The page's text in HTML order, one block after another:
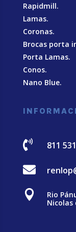
Rapidmill.
Lamas.
Coronas.
Brocas porta
Porta Lamas.
Conos.
Nano Blue.
 811


Rio
Nicolas